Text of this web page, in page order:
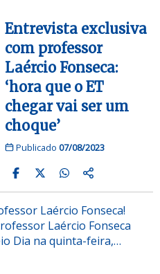
Entrevista exclusiva
com professor
Laércio Fonseca:
‘hora que o ET
chegar vai ser um
choque’
Publicado 07/08/2023
Laércio Fonseca!
Laércio Fonseca
Dia na quinta-feira,…